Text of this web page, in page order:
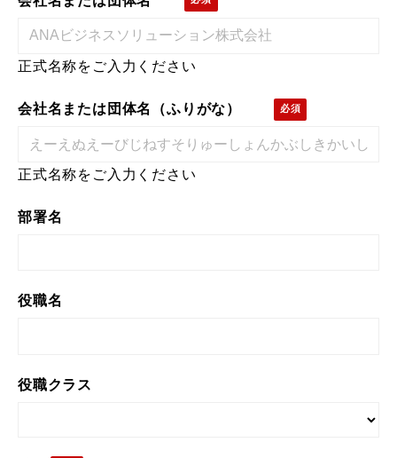
正式名称をご入力ください
会社名または団体名（ふりがな）
正式名称をご入力ください
部署名
役職名
役職クラス